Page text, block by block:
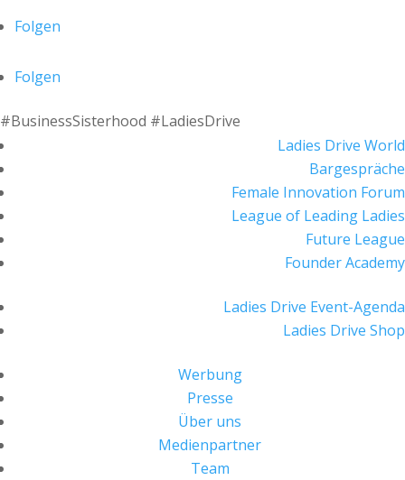
Folgen
Folgen
#BusinessSisterhood #LadiesDrive
Ladies Drive World
Bargespräche
Female Innovation Forum
League of Leading Ladies
Future League
Founder Academy
Ladies Drive Event-Agenda
Ladies Drive Shop
Werbung
Presse
Über uns
Medienpartner
Team